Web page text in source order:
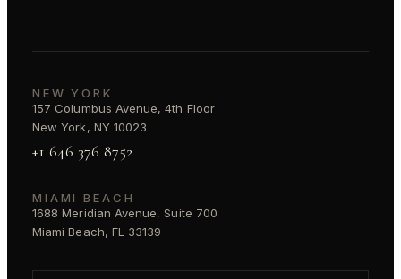
NEW YORK
157 Columbus Avenue, 4th Floor
New York, NY 10023
+1 646 376 8752
MIAMI BEACH
1688 Meridian Avenue, Suite 700
Miami Beach, FL 33139